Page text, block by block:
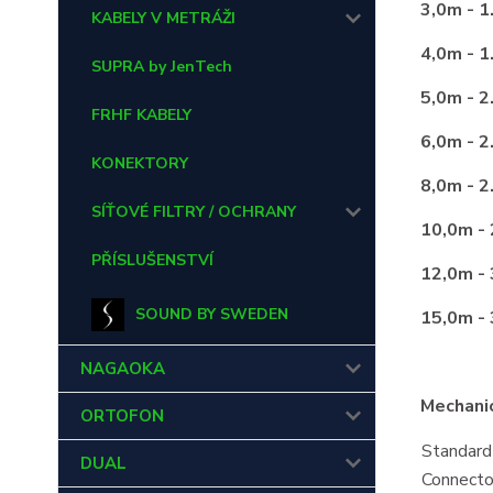
KABELY V METRÁŽI
SUPRA by JenTech
FRHF KABELY
KONEKTORY
SÍŤOVÉ FILTRY / OCHRANY
PŘÍSLUŠENSTVÍ
SOUND BY SWEDEN
NAGAOKA
ORTOFON
DUAL
3,0m -
4,0m -
5,0m -
6,0m -
8,0m -
10,0m -
12,0m -
15,0m -
Standard